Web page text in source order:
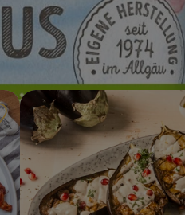
Rezept zu Favouriten hinzufügen